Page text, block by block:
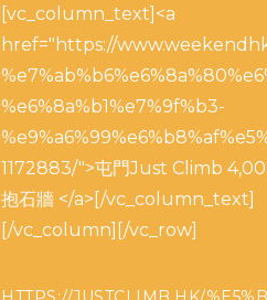
[vc_column_text]<a
href="https://
%e6%8a%b1%e7%9f%b3-
1172883/">屯門Just Climb
抱石牆 </a>[/vc_column_text]
[/vc_column][/vc_row]